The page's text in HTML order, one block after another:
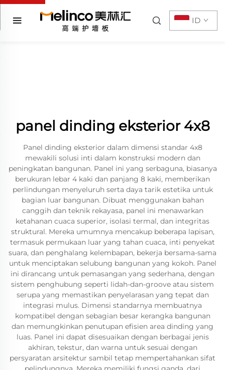
ID
panel dinding eksterior 4x8
Panel dinding eksterior dalam dimensi standar 4x8
mewakili solusi inti dalam konstruksi modern dan
peningkatan bangunan. Panel ini yang serbaguna, biasanya
berukuran lebar 4 kaki dan panjang 8 kaki, memberikan
perlindungan menyeluruh serta daya tarik estetika untuk
bagian luar bangunan. Dibuat menggunakan bahan
canggih dan teknik rekayasa, panel ini menawarkan
ketahanan cuaca superior, isolasi termal, dan integritas
struktural. Mereka umumnya mencakup beberapa lapisan,
termasuk permukaan luar yang tahan cuaca, inti penyekat
suara, dan penghalang kelembapan, bekerja bersama-sama
untuk menciptakan selubung bangunan yang kokoh. Panel
ini dirancang untuk pemasangan yang sederhana, dengan
sistem penghubung seperti lidah-dan-groove atau sistem
serupa yang memastikan penyelarasan yang tepat dan
integrasi mulus. Dimensi standarnya membuatnya
kompatibel dengan sebagian besar kerangka bangunan
dan memungkinkan penutupan efisien area dinding yang
luas. Panel ini dapat disesuaikan dengan berbagai jenis
akhiran, tekstur, dan warna untuk sesuai dengan
persyaratan arsitektur sambil tetap mempertahankan sifat